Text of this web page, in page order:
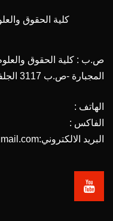
كلية الحقوق
ص.ب : كلية الحقوق
المجبارة -ص.ب 3117 الجلفة \ الجزائر
الهاتف :
الفاكس :
البريد الالكتروني:droitsp04@gmail.com